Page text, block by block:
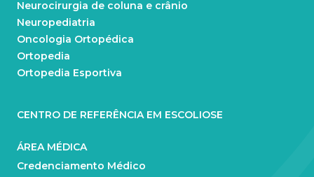
Neurocirurgia de coluna e crânio
Neuropediatria
Oncologia Ortopédica
Ortopedia
Ortopedia Esportiva
CENTRO DE REFERÊNCIA EM ESCOLIOSE
ÁREA MÉDICA
Credenciamento Médico